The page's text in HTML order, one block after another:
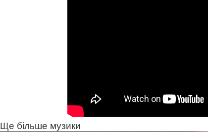
Ще більше музики